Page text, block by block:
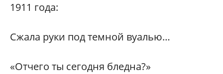
1911 года:
Сжала руки под темной вуалью…
«Отчего ты сегодня бледна?»